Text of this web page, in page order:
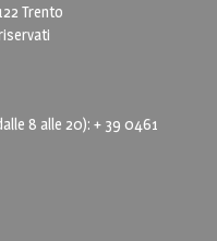
Trento
8 alle 20): + 39 0461